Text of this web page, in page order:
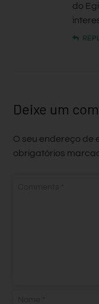
do
Deixe um
O seu endereço de
obrigatórios